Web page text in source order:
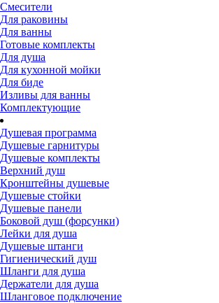
Смесители
Для раковины
Для ванны
Готовые комплекты
Для душа
Для кухонной мойки
Для биде
Изливы для ванны
Комплектующие
Душевая программа
Душевые гарнитуры
Душевые комплекты
Верхний душ
Кронштейны душевые
Душевые стойки
Душевые панели
Боковой душ (форсунки)
Лейки для душа
Душевые штанги
Гигиенический душ
Шланги для душа
Держатели для душа
Шланговое подключение